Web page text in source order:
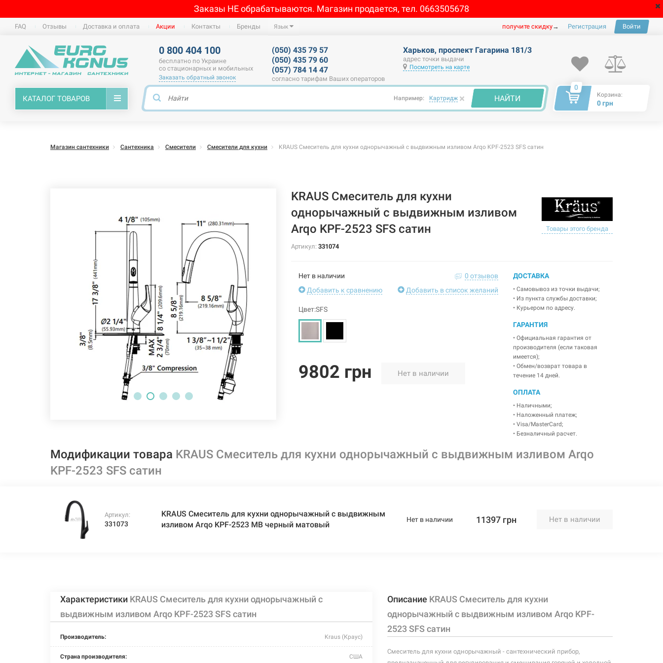
Заказы НЕ обрабатываются. Магазин продается, тел. 0663505678
FAQ Отзывы Доставка и оплата Акции Контакты Бренды Язык получите скидку→ Регистрация Войти
0 800 404 100
бесплатно по Украине
со стационарных и мобильных
Заказать обратный звонок
(050) 435 79 57
(050) 435 79 60
(057) 784 14 47
согласно тарифам Ваших операторов
Харьков, проспект Гагарина 181/3
адрес точки выдачи
Посмотреть на карте
КАТАЛОГ ТОВАРОВ Например: Картридж × НАЙТИ
0
Корзина:
0 грн
Магазин сантехники Сантехника Смесители Смесители для кухни KRAUS Смеситель для кухни однорычажный с выдвижным изливом Arqo KPF-2523 SFS сатин
KRAUS Смеситель для кухни
однорычажный с выдвижным изливом
Arqo KPF-2523 SFS сатин
Товары этого бренда
Артикул: 331074
Нет в наличии
0 отзывов
Добавить к сравнению
Добавить в список желаний
Цвет:SFS
9802 грн Нет в наличии
ДОСТАВКА
• Самовывоз из точки выдачи;
• Из пункта службы доставки;
• Курьером по адресу.
ГАРАНТИЯ
• Официальная гарантия от
производителя (если таковая
имеется);
• Обмен/возврат товара в
течение 14 дней.
ОПЛАТА
• Наличными;
• Наложенный платеж;
• Visa/MasterCard;
• Безналичный расчет.
Модификации товара KRAUS Смеситель для кухни однорычажный с выдвижным изливом Arqo
KPF-2523 SFS сатин
Артикул:
331073
KRAUS Смеситель для кухни однорычажный с выдвижным
изливом Arqo KPF-2523 MB черный матовый
Нет в наличии 11397 грн Нет в наличии
Характеристики KRAUS Смеситель для кухни однорычажный с
выдвижным изливом Arqo KPF-2523 SFS сатин
Производитель: Kraus (Краус)
Страна производителя: США
Описание KRAUS Смеситель для кухни
однорычажный с выдвижным изливом Arqo KPF-
2523 SFS сатин
Смеситель для кухни однорычажный - сантехнический прибор,